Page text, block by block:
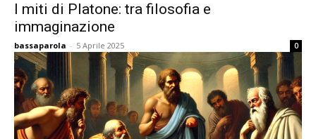
I miti di Platone: tra filosofia e
immaginazione
bassaparola - 5 Aprile 2025 0